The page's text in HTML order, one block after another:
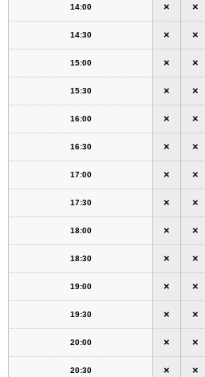
14:00 × ×
14:30 × ×
15:00 × ×
15:30 × ×
16:00 × ×
16:30 × ×
17:00 × ×
17:30 × ×
18:00 × ×
18:30 × ×
19:00 × ×
19:30 × ×
20:00 × ×
20:30 × ×